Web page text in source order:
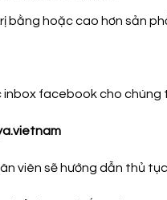
bằng hoặc cao hơn sản
facebook cho chúng
viên sẽ hướng dẫn thủ